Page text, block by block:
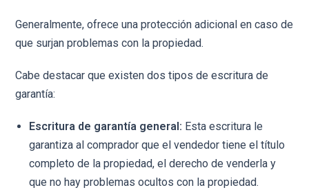
Generalmente, ofrece una protección adicional en caso de
que surjan problemas con la propiedad.
Cabe destacar que existen dos tipos de escritura de
garantía:
Escritura de garantía general: Esta escritura le
garantiza al comprador que el vendedor tiene el título
completo de la propiedad, el derecho de venderla y
que no hay problemas ocultos con la propiedad.